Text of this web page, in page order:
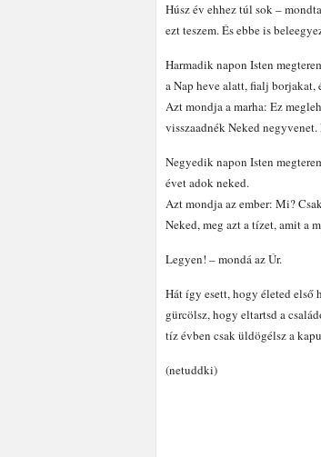
Húsz év ehhez túl sok –
ezt teszem. És ebbe is
Harmadik napon Isten
a Nap heve alatt, fialj borjakat,
Azt mondja a marha: Ez
visszaadnék Neked
Negyedik napon Isten
évet adok neked.
Azt mondja az ember: Mi?
Neked, meg azt a tízet, amit a
Legyen! – mondá az Úr.
Hát így esett, hogy életed első
gürcölsz, hogy eltartsd a
tíz évben csak üldögélsz a
(netuddki)